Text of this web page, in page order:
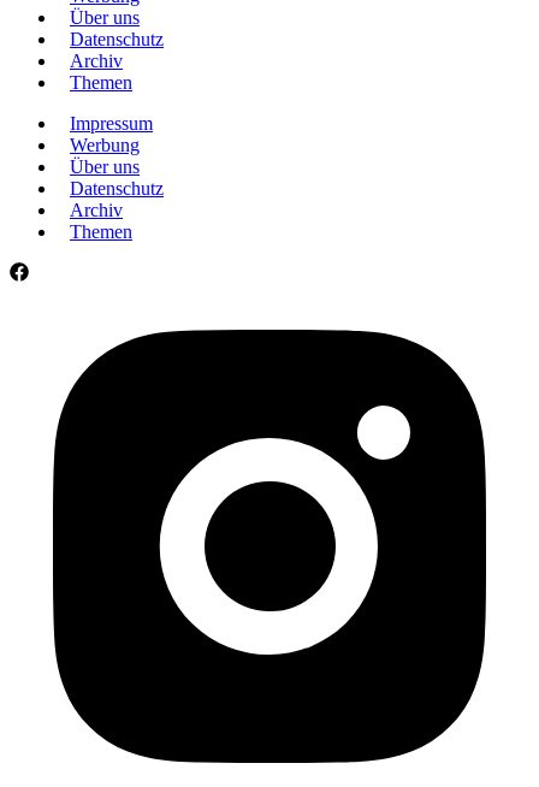
Über uns
Datenschutz
Archiv
Themen
Impressum
Werbung
Über uns
Datenschutz
Archiv
Themen